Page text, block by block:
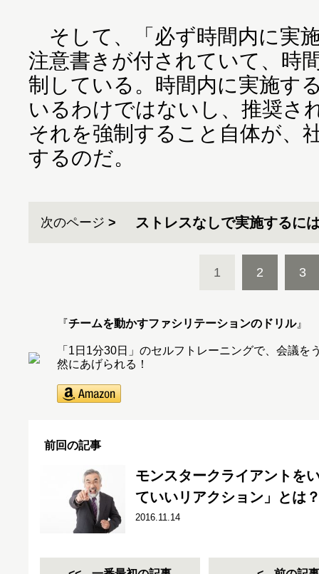
そして、「必ず時間内に実
注意書きが付されていて、時
制している。時間内に実施す
いるわけではないし、推奨さ
それを強制すること自体が、
するのだ。
次のページ ストレスなしで実施するに
1 2 3
『チームを動かすファシリテーションのドリル』
「1日1分30日」のセルフトレーニングで、会議
然にあげられる！
前回の記事
モンスタークライアントを
ていいリアクション」とは
2016.11.14